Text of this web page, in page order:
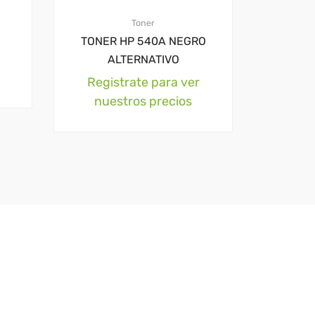
Toner
TONER HP 540A NEGRO
ALTERNATIVO
Registrate para ver
nuestros precios